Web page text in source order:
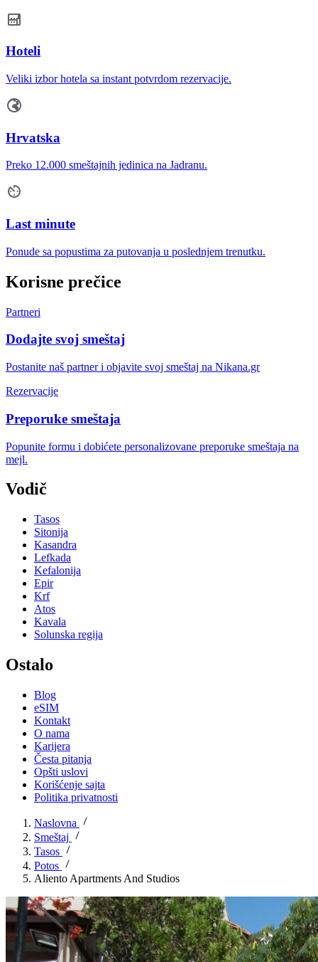
Hoteli
Veliki izbor hotela sa instant potvrdom rezervacije.
Hrvatska
Preko 12.000 smeštajnih jedinica na Jadranu.
Last minute
Ponude sa popustima za putovanja u poslednjem trenutku.
Korisne prečice
Partneri
Dodajte svoj smeštaj
Postanite naš partner i objavite svoj smeštaj na Nikana.gr
Rezervacije
Preporuke smeštaja
Popunite formu i dobićete personalizovane preporuke smeštaja na
mejl.
Vodič
Tasos
Sitonija
Kasandra
Lefkada
Kefalonija
Epir
Krf
Atos
Kavala
Solunska regija
Ostalo
Blog
eSIM
Kontakt
O nama
Karijera
Česta pitanja
Opšti uslovi
Korišćenje sajta
Politika privatnosti
Naslovna
Smeštaj
Tasos
Potos
Aliento Apartments And Studios